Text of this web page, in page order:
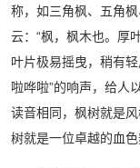
称，如三角枫、五角
云：“枫，枫木也。厚
叶片极易摇曳，稍有
啦哗啦”的响声，给人
读音相同，枫树就是
树就是一位卓越的血色